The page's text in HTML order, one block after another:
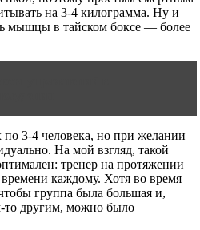
на 3-4 килограмма. Ну и
мышцы в тайском боксе — более
по 3-4 человека, но при желании
На мой взгляд, такой
тренер на протяжении
времени каждому. Хотя во время
группа была большая и,
то другим, можно было